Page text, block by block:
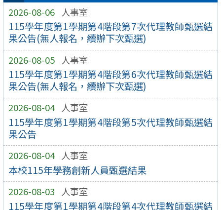
2026-08-06 人事室
115學年度第1學期第4階段第7次代理教師甄選結
果公告(無人報名，續辦下次甄選)
2026-08-05 人事室
115學年度第1學期第4階段第6次代理教師甄選結
果公告(無人報名，續辦下次甄選)
2026-08-04 人事室
115學年度第1學期第4階段第5次代理教師甄選結
果公告
2026-08-04 人事室
本校115年學務創新人員甄選結果
2026-08-03 人事室
115學年度第1學期第4階段第4次代理教師甄選結